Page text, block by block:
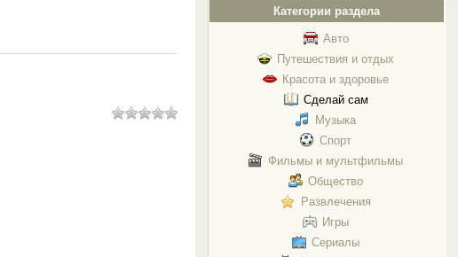
Категории раздела
Авто
Путешествия и отдых
Красота и здоровье
Сделай сам
Музыка
Спорт
Фильмы и мультфильмы
Общество
Развлечения
Игры
Сериалы